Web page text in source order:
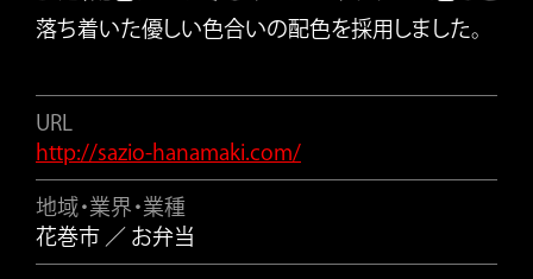
落ち着いた優しい色合いの配色を採用しました。
URL
http://sazio-hanamaki.com/
地域・業界・業種
花巻市 ／ お弁当